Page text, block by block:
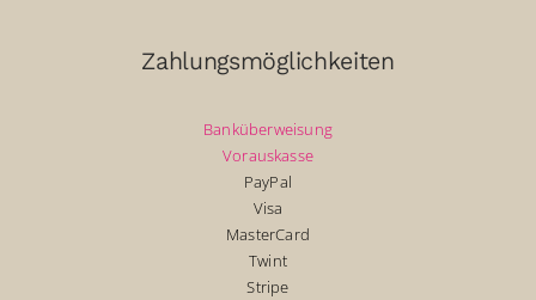
Zahlungsmöglichkeiten
Banküberweisung
Vorauskasse
PayPal
Visa
MasterCard
Twint
Stripe